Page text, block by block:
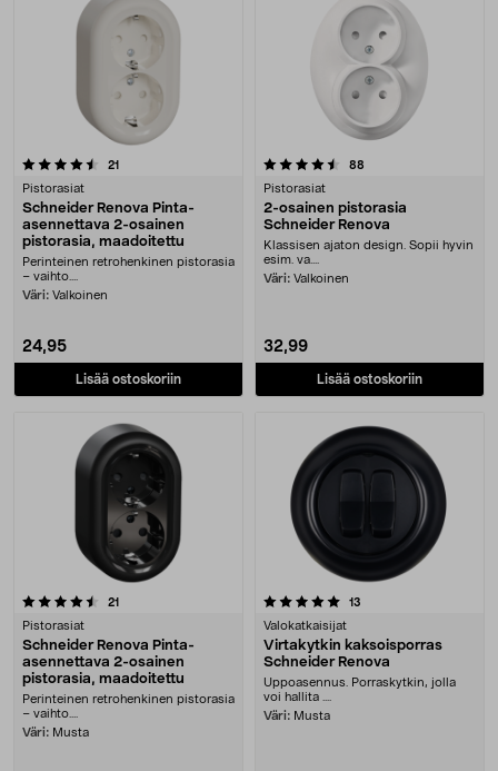
21
Pistorasiat
Schneider Renova Pinta-
asennettava 2-osainen
pistorasia, maadoitettu
Perinteinen retrohenkinen pistorasia
– vaihto....
Väri: Valkoinen
24,95
Lisää ostoskoriin
4.5 viidestä tähdestä 88
Pistorasiat
2-osainen pistorasia
Schneider Renova
Klassisen ajaton design. Sopii hyvin
esim. va....
Väri: Valkoinen
32,99
Lisää ostoskoriin
21
Pistorasiat
Schneider Renova Pinta-
asennettava 2-osainen
pistorasia, maadoitettu
Perinteinen retrohenkinen pistorasia
– vaihto....
Väri: Musta
5.0 viidestä tähdestä 13
Valokatkaisijat
Virtakytkin kaksoisporras
Schneider Renova
Uppoasennus. Porraskytkin, jolla
voi hallita ....
Väri: Musta